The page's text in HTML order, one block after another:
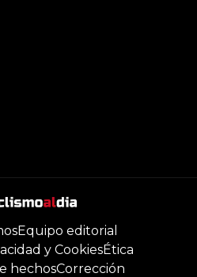
Equipo editorial
y CookiesÉtica
hechosCorrección